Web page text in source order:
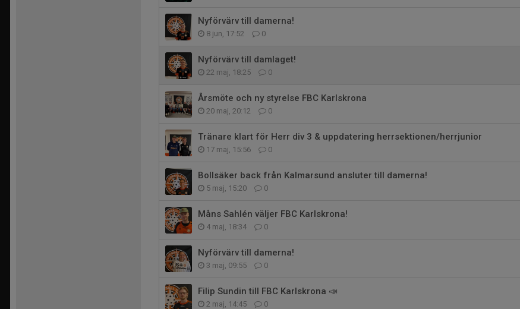
Nyförvärv till damerna!
8 jun, 17:52 0
Nyförvärv till damlaget!
22 maj, 18:25 0
Årsmöte och ny styrelse FBC Karlskrona
20 maj, 20:12 0
Tränare klart för Herr div 3 & uppdatering herrsektionen/herrjunior
17 maj, 15:56 0
Bollsäker back från Kalmarsund ansluter till damerna!
5 maj, 15:20 0
Måns Sahlén väljer FBC Karlskrona!
4 maj, 18:34 0
Nyförvärv till damerna!
3 maj, 09:55 0
Filip Sundin till FBC Karlskrona 📣
2 maj, 14:45 0